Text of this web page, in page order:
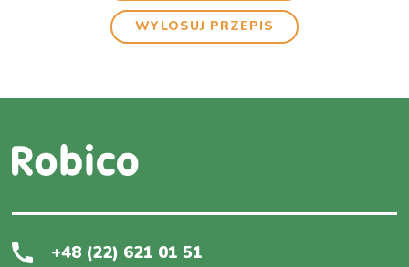
WYLOSUJ PRZEPIS
+48 (22) 621 01 51